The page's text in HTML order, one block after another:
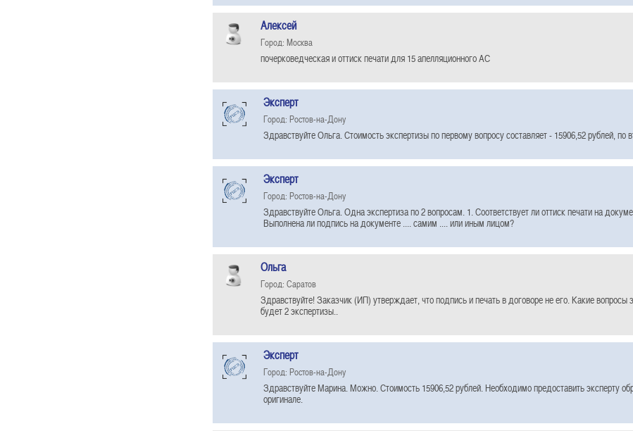
Алексей
Город: Москва
почерковедческая и оттиск печати для 15 апелляционного АС
Эксперт
Город: Ростов-на-Дону
Здравствуйте Ольга. Стоимость экспертизы по первому вопросу составляет - 15906,52 рублей, по
Эксперт
Город: Ростов-на-Дону
Здравствуйте Ольга. Одна экспертиза по 2 вопросам. 1. Соответствует ли оттиск печати на
Выполнена ли подпись на документе .... самим .... или иным лицом?
Ольга
Город: Саратов
Здравствуйте! Заказчик (ИП) утверждает, что подпись и печать в договоре не его. Какие вопросы
будет 2 экспертизы..
Эксперт
Город: Ростов-на-Дону
Здравствуйте Марина. Можно. Стоимость 15906,52 рублей. Необходимо предоставить эксперту
оригинале.